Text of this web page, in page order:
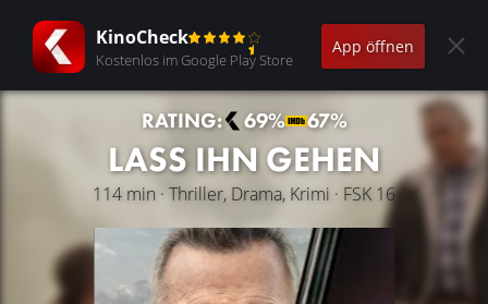
KinoCheck
Kostenlos im Google Play Store
App öffnen
RATING: 69% 67%
LASS IHN GEHEN
114 min · Thriller, Drama, Krimi · FSK 16